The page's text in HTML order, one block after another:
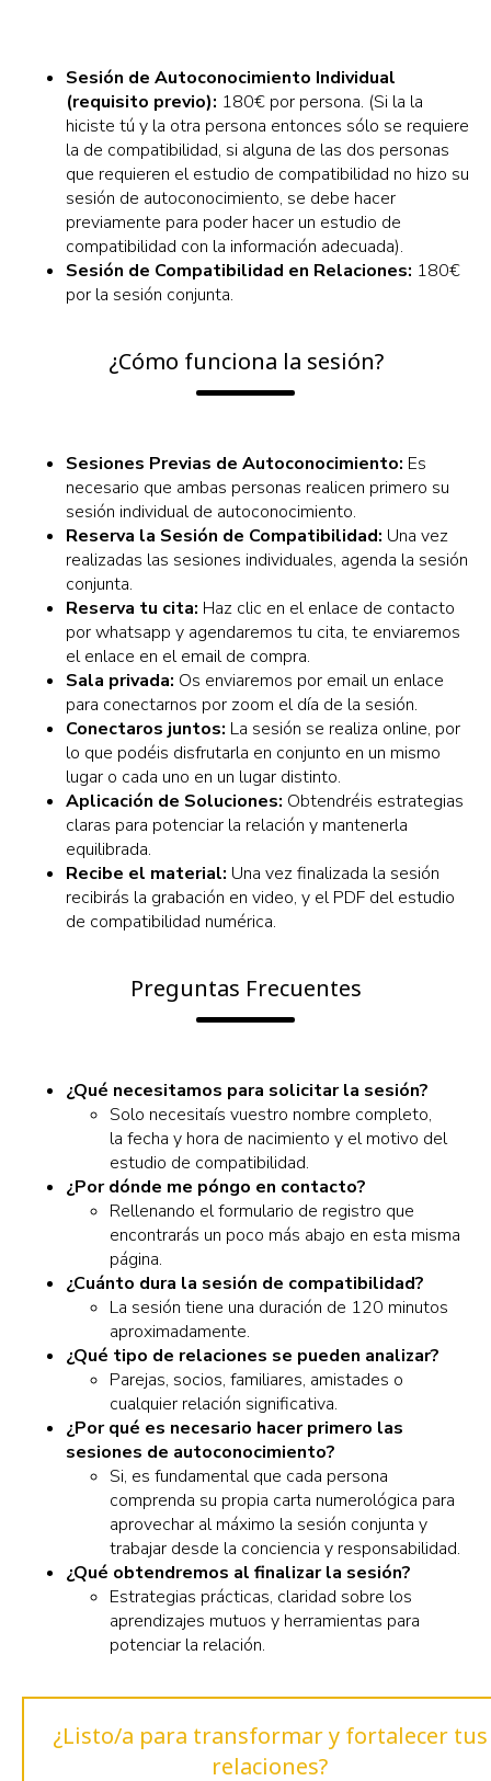
Sesión de Autoconocimiento Individual
(requisito previo): 180€ por persona. (Si la la
hiciste tú y la otra persona entonces sólo se requiere
la de compatibilidad, si alguna de las dos personas
que requieren el estudio de compatibilidad no hizo su
sesión de autoconocimiento, se debe hacer
previamente para poder hacer un estudio de
compatibilidad con la información adecuada).
Sesión de Compatibilidad en Relaciones: 180€
por la sesión conjunta.
¿Cómo funciona la sesión?
Sesiones Previas de Autoconocimiento: Es
necesario que ambas personas realicen primero su
sesión individual de autoconocimiento.
Reserva la Sesión de Compatibilidad: Una vez
realizadas las sesiones individuales, agenda la sesión
conjunta.
Reserva tu cita: Haz clic en el enlace de contacto
por whatsapp y agendaremos tu cita, te enviaremos
el enlace en el email de compra.
Sala privada: Os enviaremos por email un enlace
para conectarnos por zoom el día de la sesión.
Conectaros juntos: La sesión se realiza online, por
lo que podéis disfrutarla en conjunto en un mismo
lugar o cada uno en un lugar distinto.
Aplicación de Soluciones: Obtendréis estrategias
claras para potenciar la relación y mantenerla
equilibrada.
Recibe el material: Una vez finalizada la sesión
recibirás la grabación en video, y el PDF del estudio
de compatibilidad numérica.
Preguntas Frecuentes
¿Qué necesitamos para solicitar la sesión?
Solo necesitaís vuestro nombre completo,
la fecha y hora de nacimiento y el motivo del
estudio de compatibilidad.
¿Por dónde me póngo en contacto?
Rellenando el formulario de registro que
encontrarás un poco más abajo en esta misma
página.
¿Cuánto dura la sesión de compatibilidad?
La sesión tiene una duración de 120 minutos
aproximadamente.
¿Qué tipo de relaciones se pueden analizar?
Parejas, socios, familiares, amistades o
cualquier relación significativa.
¿Por qué es necesario hacer primero las
sesiones de autoconocimiento?
Si, es fundamental que cada persona
comprenda su propia carta numerológica para
aprovechar al máximo la sesión conjunta y
trabajar desde la conciencia y responsabilidad.
¿Qué obtendremos al finalizar la sesión?
Estrategias prácticas, claridad sobre los
aprendizajes mutuos y herramientas para
potenciar la relación.
¿Listo/a para transformar y fortalecer tus
relaciones?